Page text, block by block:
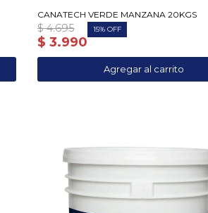
CANATECH VERDE MANZANA 20KGS
$ 3.990
$ 4.695 15